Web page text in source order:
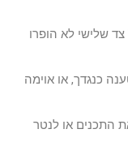
שלישי לא הופרו
כנגדך, או אוימה
התכנים או לנטר